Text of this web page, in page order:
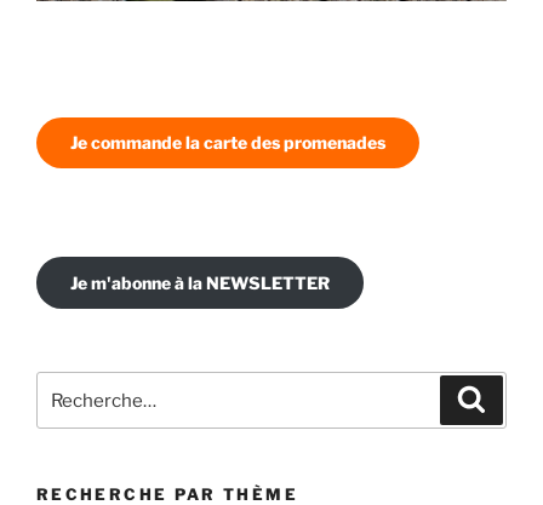
Je commande la carte des promenades
Je m'abonne à la NEWSLETTER
pour
RECHERCHE PAR THÈME